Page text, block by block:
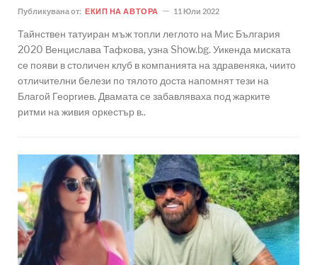
Публикувана от: ЕКИП НА АВТОРА 11 Юли 2022
Тайнствен татуиран мъж топли леглото на Мис България
2020 Венцислава Тафкова, узна Show.bg. Уикенда миската
се появи в столичен клуб в компанията на здравеняка, чиито
отличителни белези по тялото доста напомнят тези на
Благой Георгиев. Двамата се забавляваха под жарките
ритми на живия оркестър в..